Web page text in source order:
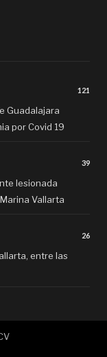
121
Guadalajara
por Covid 19
39
lesionada
Vallarta
26
entre las